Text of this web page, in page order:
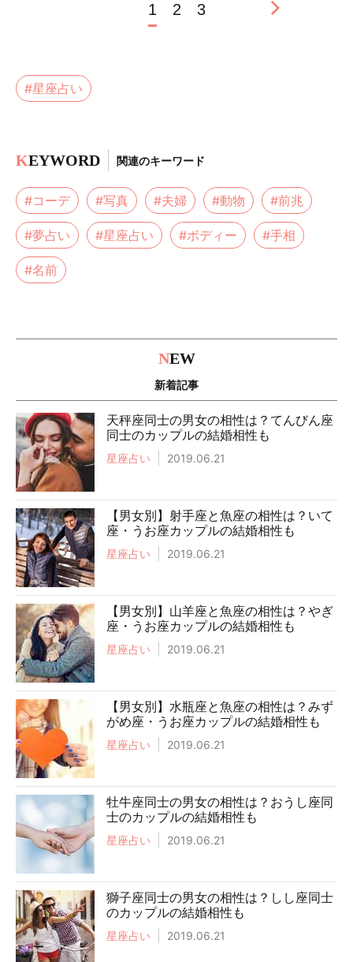
1 2 3
#星座占い
KEYWORD 関連のキーワード
#コーデ #写真 #夫婦 #動物 #前兆
#夢占い #星座占い #ボディー #手相
#名前
NEW
新着記事
天秤座同士の男女の相性は？てんびん座
同士のカップルの結婚相性も
星座占い 2019.06.21
【男女別】射手座と魚座の相性は？いて
座・うお座カップルの結婚相性も
星座占い 2019.06.21
【男女別】山羊座と魚座の相性は？やぎ
座・うお座カップルの結婚相性も
星座占い 2019.06.21
【男女別】水瓶座と魚座の相性は？みず
がめ座・うお座カップルの結婚相性も
星座占い 2019.06.21
牡牛座同士の男女の相性は？おうし座同
士のカップルの結婚相性も
星座占い 2019.06.21
獅子座同士の男女の相性は？しし座同士
のカップルの結婚相性も
星座占い 2019.06.21